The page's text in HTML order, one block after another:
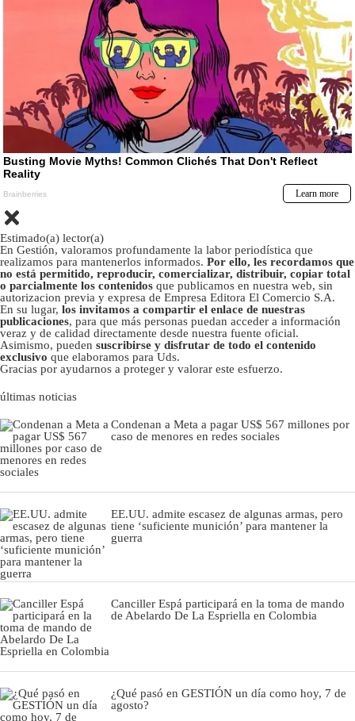
Estimado(a) lector(a)
En Gestión, valoramos profundamente la labor periodística que
realizamos para mantenerlos informados. Por ello, les recordamos que
no está permitido, reproducir, comercializar, distribuir, copiar total
o parcialmente los contenidos que publicamos en nuestra web, sin
autorizacion previa y expresa de Empresa Editora El Comercio S.A.
En su lugar, los invitamos a compartir el enlace de nuestras
publicaciones, para que más personas puedan acceder a información
veraz y de calidad directamente desde nuestra fuente oficial.
Asimismo, pueden suscribirse y disfrutar de todo el contenido
exclusivo que elaboramos para Uds.
Gracias por ayudarnos a proteger y valorar este esfuerzo.
últimas noticias
Condenan a Meta a pagar US$ 567 millones por
caso de menores en redes sociales
EE.UU. admite escasez de algunas armas, pero
tiene ‘suficiente munición’ para mantener la
guerra
Canciller Espá participará en la toma de mando
de Abelardo De La Espriella en Colombia
¿Qué pasó en GESTIÓN un día como hoy, 7 de
agosto?